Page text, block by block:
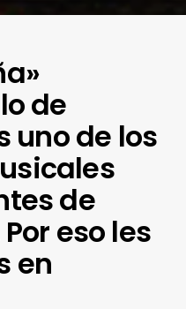
de
uno de los
de
eso les
en